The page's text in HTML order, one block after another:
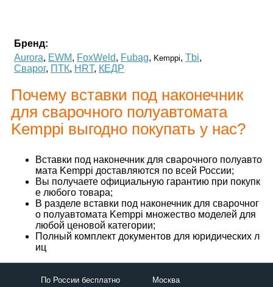
Бренд:
Aurora, EWM, FoxWeld, Fubag, Kemppi, Tbi,
Сварог, ПТК, HRT, КЕДР
Почему вставки под наконечник
для сварочного полуавтомата
Kemppi выгодно покупать у нас?
Вставки под наконечник для сварочного полуавто
мата Kemppi доставляются по всей России;
Вы получаете официальную гарантию при покупк
е любого товара;
В разделе вставки под наконечник для сварочног
о полуавтомата Kemppi множество моделей для
любой ценовой категории;
Полный комплект документов для юридических л
иц
По России бесплатно Москва